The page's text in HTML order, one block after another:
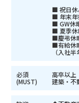
■ 祝日休
■ 年末年
■ GW休
■ 夏季休
■慶弔休
■有給休
（入社
必須
(MUST)
高卒以上
建築・不